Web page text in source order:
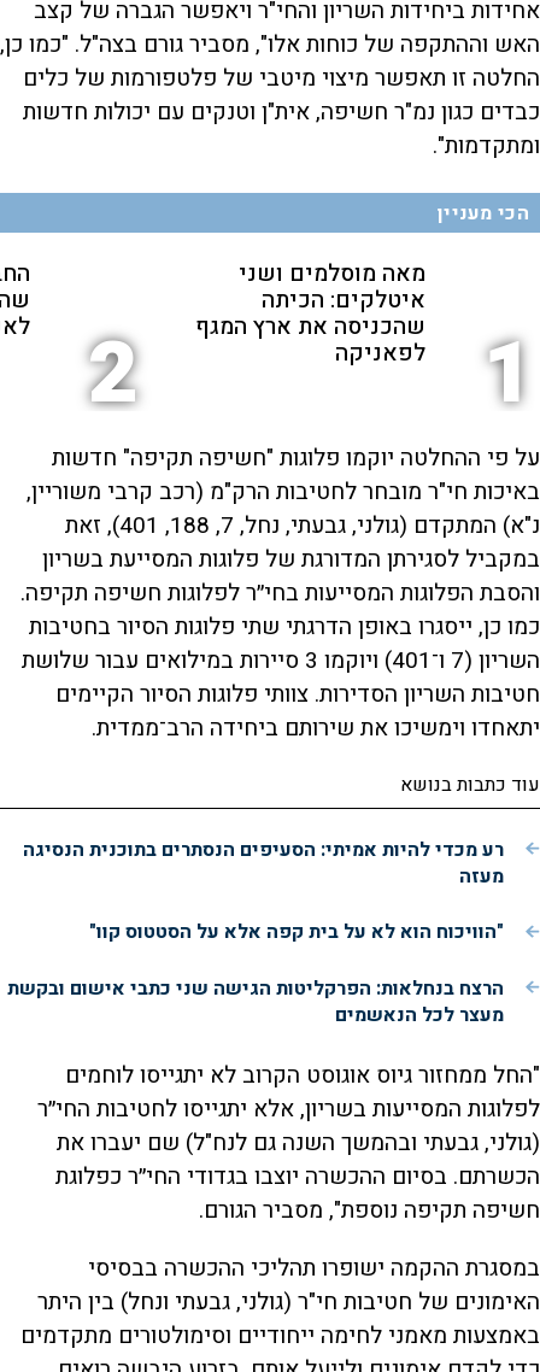
אחידות ביחידות השריון והחי"ר ויאפשר הגברה של קצב
האש וההתקפה של כוחות אלו", מסביר גורם בצה"ל. "כמו כן,
החלטה זו תאפשר מיצוי מיטבי של פלטפורמות של כלים
כבדים כגון נמ"ר חשיפה, אית"ן וטנקים עם יכולות חדשות
ומתקדמות".
הכי מעניין
1
מאה מוסלמים ושני
איטלקים: הכיתה
שהכניסה את ארץ המגף
לפאניקה 2
על פי ההחלטה יוקמו פלוגות "חשיפה תקיפה" חדשות
באיכות חי"ר מובחר לחטיבות הרק"מ (רכב קרבי משוריין,
נ"א) המתקדם (גולני, גבעתי, נחל, 7, 188, 401), זאת
במקביל לסגירתן המדורגת של פלוגות המסייעת בשריון
והסבת הפלוגות המסייעות בחי״ר לפלוגות חשיפה תקיפה.
כמו כן, ייסגרו באופן הדרגתי שתי פלוגות הסיור בחטיבות
השריון (7 ו־401) ויוקמו 3 סיירות במילואים עבור שלושת
חטיבות השריון הסדירות. צוותי פלוגות הסיור הקיימים
יתאחדו וימשיכו את שירותם ביחידה הרב־ממדית.
עוד כתבות בנושא
רע מכדי להיות אמיתי: הסעיפים הנסתרים בתוכנית הנסיגה
מעזה
"הוויכוח הוא לא על בית קפה אלא על הסטטוס קוו"
הרצח בנחלאות: הפרקליטות הגישה שני כתבי אישום ובקשת
מעצר לכל הנאשמים
"החל ממחזור גיוס אוגוסט הקרוב לא יתגייסו לוחמים
לפלוגות המסייעות בשריון, אלא יתגייסו לחטיבות החי״ר
(גולני, גבעתי ובהמשך השנה גם לנח"ל) שם יעברו את
הכשרתם. בסיום ההכשרה יוצבו בגדודי החי״ר כפלוגת
חשיפה תקיפה נוספת", מסביר הגורם.
במסגרת ההקמה ישופרו תהליכי ההכשרה בבסיסי
האימונים של חטיבות חי"ר (גולני, גבעתי ונחל) בין היתר
באמצעות מאמני לחימה ייחודיים וסימולטורים מתקדמים